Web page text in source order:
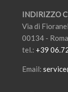
INDIRIZZO
Via di
00134 - Roma
tel.: +39
Email: